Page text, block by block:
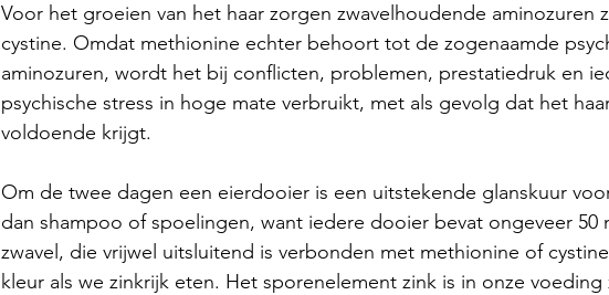
Voor het groeien van het haar zorgen zwavelhoudende aminozuren
cystine. Omdat methionine echter behoort tot de zogenaamde
aminozuren, wordt het bij conflicten, problemen, prestatiedruk en
psychische stress in hoge mate verbruikt, met als gevolg dat het
voldoende krijgt.
Om de twee dagen een eierdooier is een uitstekende glanskuur
dan shampoo of spoelingen, want iedere dooier bevat ongeveer 50
zwavel, die vrijwel uitsluitend is verbonden met methionine of
kleur als we zinkrijk eten. Het sporenelement zink is in onze